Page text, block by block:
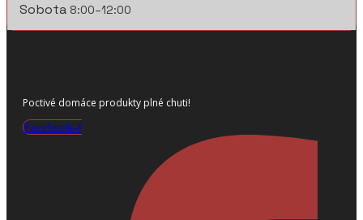
Sobota 8:00–12:00
Poctivé domáce produkty plné chuti!
Facebook-f